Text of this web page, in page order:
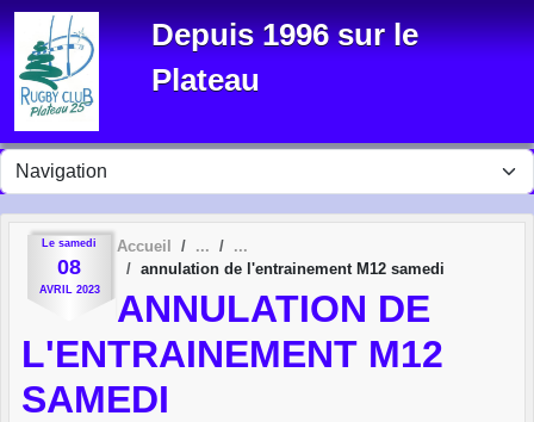
Depuis 1996 sur le
Plateau
Le samedi
08
AVRIL 2023
Accueil
annulation de l'entrainement M12 samedi
ANNULATION DE
L'ENTRAINEMENT M12
SAMEDI
Panneau de gestion des cookies